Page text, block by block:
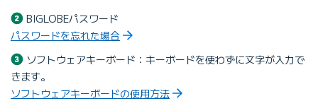
BIGLOBEパスワード
パスワードを忘れた場合
ソフトウェアキーボード：キーボードを使わずに文字が入力で
きます。
ソフトウェアキーボードの使用方法